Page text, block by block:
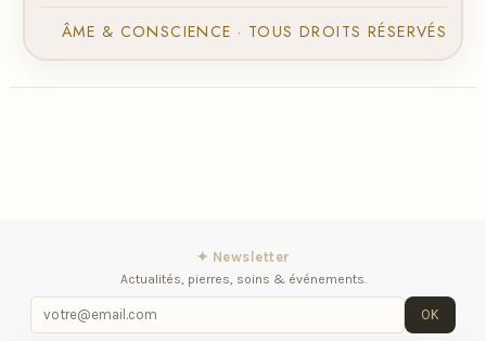
ÂME & CONSCIENCE · TOUS DROITS RÉSERVÉS
✦ Newsletter
Actualités, pierres, soins & événements.
OK